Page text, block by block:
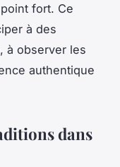
fort. Ce
à des
à observer les
authentique
dans